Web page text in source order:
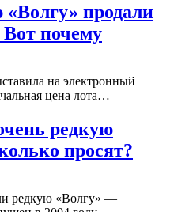
продали
почему
на электронный
цена лота…
редкую
просят?
редкую «Волгу» —